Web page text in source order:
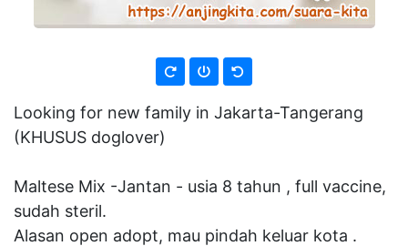
Looking for new family in Jakarta-Tangerang
(KHUSUS doglover)
Maltese Mix -Jantan - usia 8 tahun , full vaccine,
sudah steril.
Alasan open adopt, mau pindah keluar kota .